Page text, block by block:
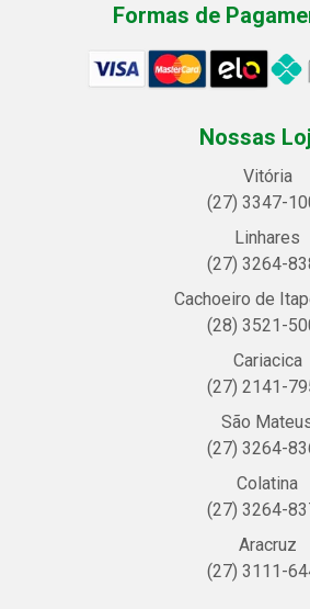
Formas de
Nossas
Vitória
(27) 3347-
Linhares
(27) 3264-
Cachoeiro de
(28) 3521-
Cariacica
(27) 2141-
São
(27) 3264-
Colatina
(27) 3264-
Aracruz
(27) 3111-